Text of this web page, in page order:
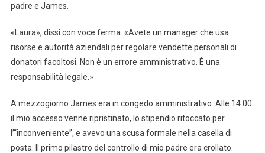
padre e James.
«Laura», dissi con voce ferma. «Avete un manager che usa
risorse e autorità aziendali per regolare vendette personali di
donatori facoltosi. Non è un errore amministrativo. È una
responsabilità legale.»
A mezzogiorno James era in congedo amministrativo. Alle 14:00
il mio accesso venne ripristinato, lo stipendio ritoccato per
l’“inconveniente”, e avevo una scusa formale nella casella di
posta. Il primo pilastro del controllo di mio padre era crollato.